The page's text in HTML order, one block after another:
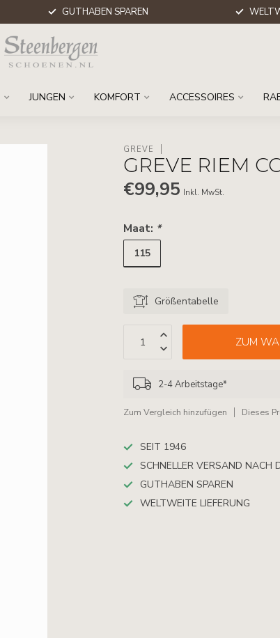
GUTHABEN SPAREN
JUNGEN KOMFORT ACCESSOIRES
GREVE
GREVE RIEM
€99,95 Inkl. MwSt.
Maat: *
115
Größentabelle
ZUM
2-4 Arbeitstage*
Zum Vergleich hinzufügen Dieses
SEIT 1946
SCHNELLER VERSAND NACH
GUTHABEN SPAREN
WELTWEITE LIEFERUNG